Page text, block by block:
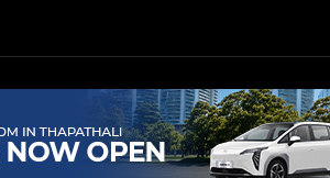
Editor - Sujan Subedi, Automotives
2026Automotives Pvt. LtdAll Rights